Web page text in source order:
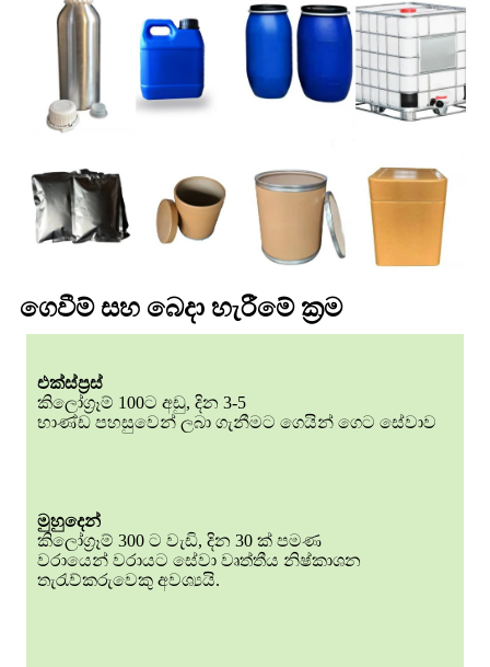
ගෙවීම් සහ බෙදා හැරීමේ ක්‍රම
එක්ස්ප්‍රස්
කිලෝග්‍රෑම් 100ට අඩු, දින 3-5
භාණ්ඩ පහසුවෙන් ලබා ගැනීමට ගෙයින් ගෙට සේවාව
මුහුදෙන්
කිලෝග්‍රෑම් 300 ට වැඩි, දින 30 ක් පමණ
වරායෙන් වරායට සේවා වෘත්තීය නිෂ්කාශන
තැරැව්කරුවෙකු අවශ්‍යයි.